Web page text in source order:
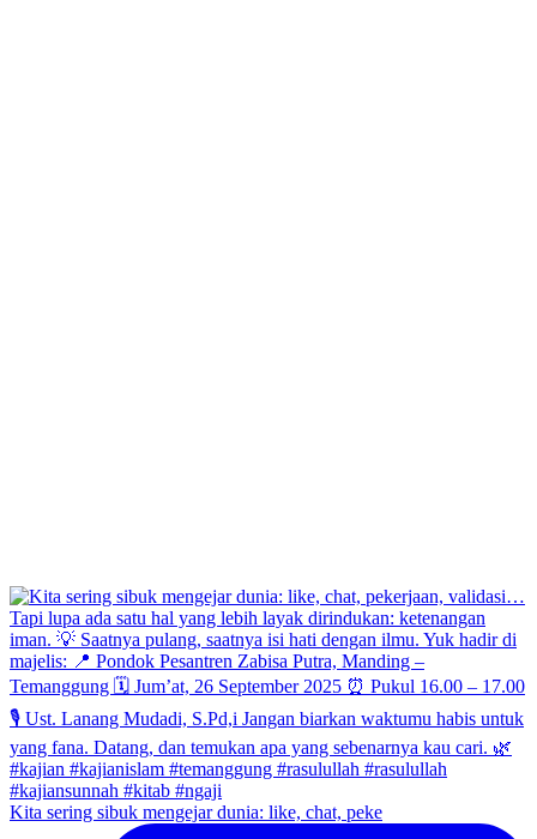
Kita sering sibuk mengejar dunia: like, chat, peke